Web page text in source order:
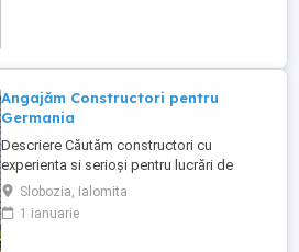
Angajăm Constructori pentru
Germania
Descriere Căutăm constructori cu
experienta si serioși pentru lucrări de
constructie în Germania, atat calificati cat
si ajutor ucenic ! Lucrări: Termoizolatii
Fatade Polistiren, Renovari interioare,
Slobozia, Ialomita
1 ianuarie